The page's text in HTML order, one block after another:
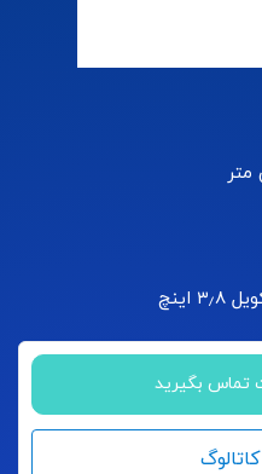
تماس بگیرید